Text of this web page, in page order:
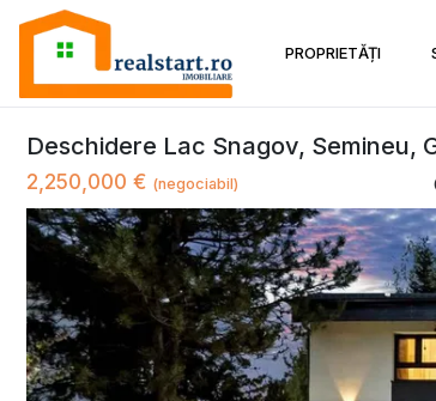
PROPRIETĂȚI
Deschidere Lac Snagov, Semineu,
2,250,000 € (negociabil)